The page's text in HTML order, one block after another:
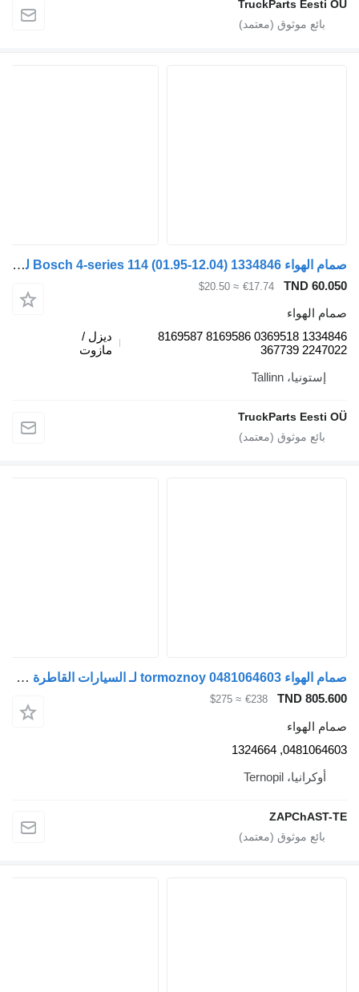
TruckParts Eesti
صمام الهواء Bosch 4-series 114 (01.95-12.04) 1334846 لـ السيارات القاطرة Scania 4-series (1995-2006)
TND
€17.74
≈ $20.50
الهواء
1334846 0369518 8169586 8169587
2247022
ديزل /
مازوت
إستونيا، Tallinn
TruckParts Eesti
صمام الهواء tormoznoy 0481064603 لـ السيارات القاطرة Bosch 0481064603 1324664
TND
€238
≈ $275
الهواء
0481064603,
أوكرانيا، Ternopil
ZAPChAST-